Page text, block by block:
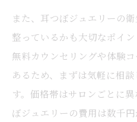
また、耳つぼジュエリーの
整っているかも大切なポイ
無料カウンセリングや体験
あるため、まずは気軽に相
す。価格帯はサロンごとに
ぼジュエリーの費用は数千